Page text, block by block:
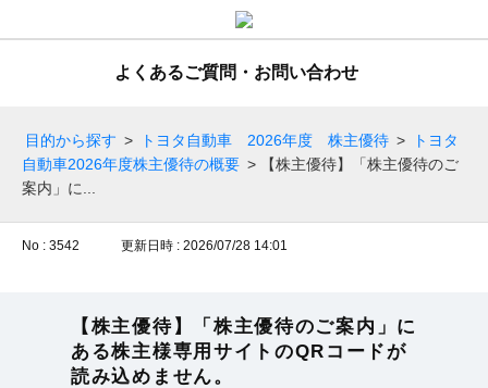
よくあるご質問・お問い合わせ
目的から探す > トヨタ自動車 2026年度 株主優待 >
トヨタ
自動車2026年度株主優待の概要 >
【株主優待】「株主優待のご
案内」に...
No : 3542 更新日時 : 2026/07/28 14:01
【株主優待】「株主優待のご案内」に
ある株主様専用サイトのQRコードが
読み込めません。